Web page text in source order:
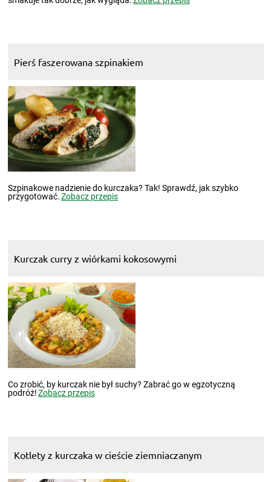
Pierś faszerowana szpinakiem
Szpinakowe nadzienie do kurczaka? Tak! Sprawdź, jak szybko
przygotować.Zobacz przepis
Kurczak curry z wiórkami kokosowymi
Co zrobić, by kurczak nie był suchy? Zabrać go w egzotyczną
podróż!Zobacz przepis
Kotlety z kurczaka w cieście ziemniaczanym